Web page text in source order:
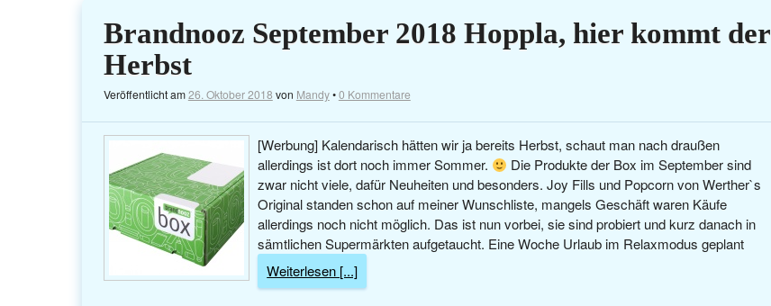
Brandnooz September 2018 Hoppla, hier kommt der
Herbst
Veröffentlicht am26. Oktober 2018 von Mandy•0 Kommentare
[Werbung] Kalendarisch hätten wir ja bereits Herbst, schaut man nach draußen
allerdings ist dort noch immer Sommer.
Die Produkte der Box im September sind
zwar nicht viele, dafür Neuheiten und besonders. Joy Fills und Popcorn von Werther`s
Original standen schon auf meiner Wunschliste, mangels Geschäft waren Käufe
allerdings noch nicht möglich. Das ist nun vorbei, sie sind probiert und kurz danach in
sämtlichen Supermärkten aufgetaucht. Eine Woche Urlaub im Relaxmodus geplant
Weiterlesen [...]